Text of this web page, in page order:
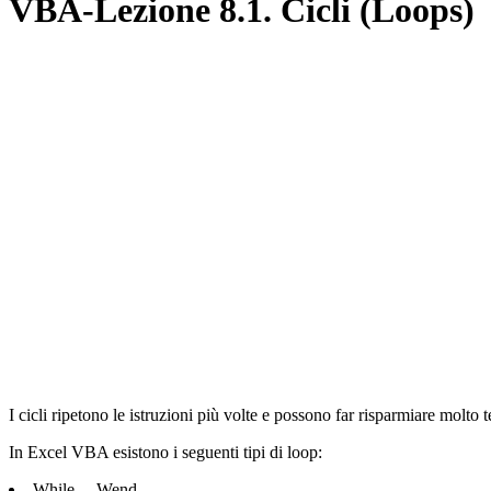
VBA-Lezione 8.1. Cicli (Loops)
I cicli ripetono le istruzioni più volte e possono far risparmiare molto
In Excel VBA esistono i seguenti tipi di loop: